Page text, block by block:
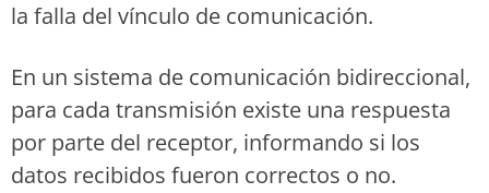
la falla del vínculo de comunicación.
En un sistema de comunicación bidireccional,
para cada transmisión existe una respuesta
por parte del receptor, informando si los
datos recibidos fueron correctos o no.